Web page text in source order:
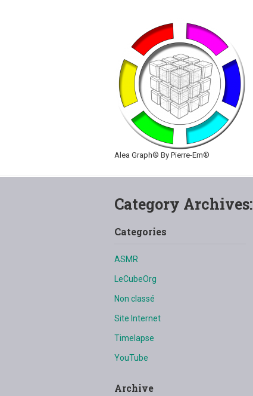
Alea Graph® By Pierre-Em®
Category Archives:
Categories
ASMR
LeCubeOrg
Non classé
Site Internet
Timelapse
YouTube
Archive